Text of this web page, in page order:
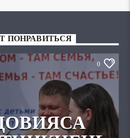
ПОНРАВИТЬСЯ
0